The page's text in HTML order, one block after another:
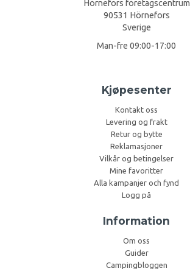
Hörnefors företagscentrum
90531 Hörnefors
Sverige
Man-fre 09:00-17:00
Kjøpesenter
Kontakt oss
Levering og frakt
Retur og bytte
Reklamasjoner
Vilkår og betingelser
Mine favoritter
Alla kampanjer och fynd
Logg på
Information
Om oss
Guider
Campingbloggen